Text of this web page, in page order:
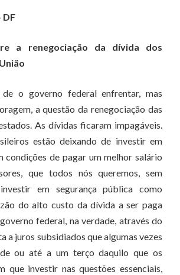
DF
a renegociação da dívida dos
o governo federal enfrentar, mas
a questão da renegociação das
As dívidas ficaram impagáveis.
estão deixando de investir em
condições de pagar um melhor salário
que todos nós queremos, sem
em segurança pública como
do alto custo da dívida a ser paga
federal, na verdade, através do
a juros subsidiados que algumas vezes
ou até a um terço daquilo que os
que investir nas questões essenciais,